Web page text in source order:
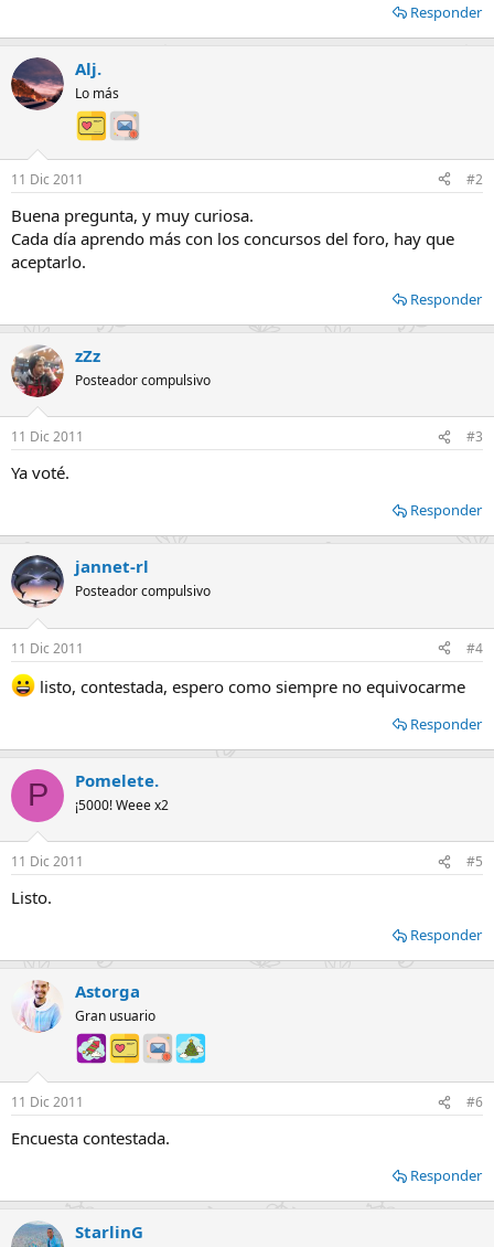
Responder
Alj.
Lo más
11 Dic 2011 #2
Buena pregunta, y muy curiosa.
Cada día aprendo más con los concursos del foro, hay que
aceptarlo.
Responder
zZz
Posteador compulsivo
11 Dic 2011 #3
Ya voté.
Responder
jannet-rl
Posteador compulsivo
11 Dic 2011 #4
listo, contestada, espero como siempre no equivocarme
Responder
P Pomelete.
¡5000! Weee x2
11 Dic 2011 #5
Listo.
Responder
Astorga
Gran usuario
11 Dic 2011 #6
Encuesta contestada.
Responder
StarlinG